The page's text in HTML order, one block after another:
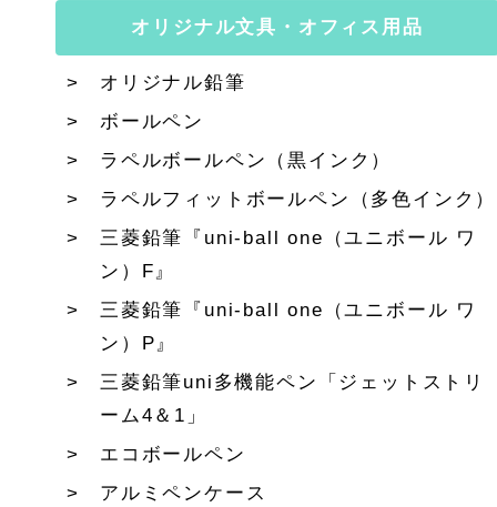
オリジナル文具・オフィス用品
オリジナル鉛筆
ボールペン
ラペルボールペン（黒インク）
ラペルフィットボールペン（多色インク）
三菱鉛筆『uni-ball one（ユニボール ワ
ン）F』
三菱鉛筆『uni-ball one（ユニボール ワ
ン）P』
三菱鉛筆uni多機能ペン「ジェットストリ
ーム4＆1」
エコボールペン
アルミペンケース